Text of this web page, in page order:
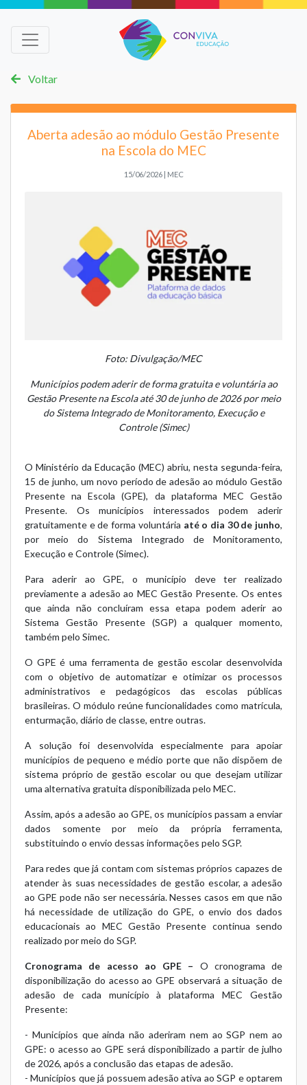
Voltar
Aberta adesão ao módulo Gestão Presente
na Escola do MEC
15/06/2026 | MEC
Foto: Divulgação/MEC
Municípios podem aderir de forma gratuita e voluntária ao
Gestão Presente na Escola até 30 de junho de 2026 por meio
do Sistema Integrado de Monitoramento, Execução e
Controle (Simec)
O Ministério da Educação (MEC) abriu, nesta segunda-feira,
15 de junho, um novo período de adesão ao módulo Gestão
Presente na Escola (GPE), da plataforma MEC Gestão
Presente. Os municípios interessados podem aderir
gratuitamente e de forma voluntária até o dia 30 de junho,
por meio do Sistema Integrado de Monitoramento,
Execução e Controle (Simec).
Para aderir ao GPE, o município deve ter realizado
previamente a adesão ao MEC Gestão Presente. Os entes
que ainda não concluíram essa etapa podem aderir ao
Sistema Gestão Presente (SGP) a qualquer momento,
também pelo Simec.
O GPE é uma ferramenta de gestão escolar desenvolvida
com o objetivo de automatizar e otimizar os processos
administrativos e pedagógicos das escolas públicas
brasileiras. O módulo reúne funcionalidades como matrícula,
enturmação, diário de classe, entre outras.
A solução foi desenvolvida especialmente para apoiar
municípios de pequeno e médio porte que não dispõem de
sistema próprio de gestão escolar ou que desejam utilizar
uma alternativa gratuita disponibilizada pelo MEC.
Assim, após a adesão ao GPE, os municípios passam a enviar
dados somente por meio da própria ferramenta,
substituindo o envio dessas informações pelo SGP.
Para redes que já contam com sistemas próprios capazes de
atender às suas necessidades de gestão escolar, a adesão
ao GPE pode não ser necessária. Nesses casos em que não
há necessidade de utilização do GPE, o envio dos dados
educacionais ao MEC Gestão Presente continua sendo
realizado por meio do SGP.
Cronograma de acesso ao GPE – O cronograma de
disponibilização do acesso ao GPE observará a situação de
adesão de cada município à plataforma MEC Gestão
Presente:
- Municípios que ainda não aderiram nem ao SGP nem ao
GPE: o acesso ao GPE será disponibilizado a partir de julho
de 2026, após a conclusão das etapas de adesão.
- Municípios que já possuem adesão ativa ao SGP e optarem